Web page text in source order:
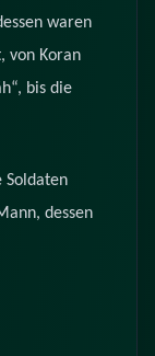
waren
von Koran
bis die
Soldaten
dessen